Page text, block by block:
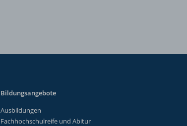
Bildungsangebote
Ausbildungen
Fachhochschulreife und Abitur